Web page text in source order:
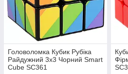
Головоломка Кубик Рубіка
Райдужний 3х3 Чорний Smart
Cube SC361